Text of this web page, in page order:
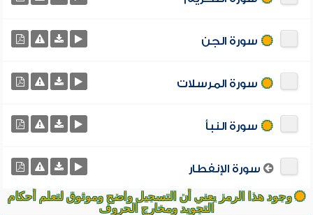
سورة الجن
سورة المرسلات
سورة النبأ
سورة الإنفطار
وجود هذا الرمز يعني أن التسجيل واضح وموثوق لتعلم أحكام
التجويد ومخارج الحروف